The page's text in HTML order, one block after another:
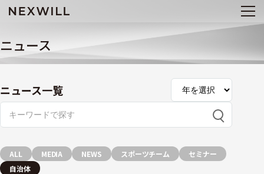
ニュース
ニュース一覧
ALL MEDIA NEWS スポーツチーム
セミナー
自治体